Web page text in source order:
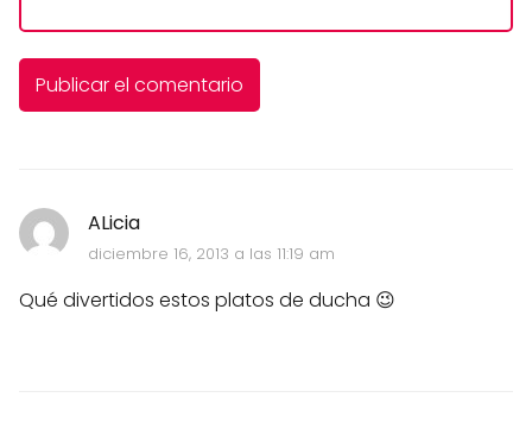
ALicia
diciembre 16, 2013 a las 11:19 am
Qué divertidos estos platos de ducha 😉